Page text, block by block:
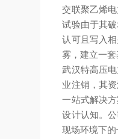
交联聚乙烯
试验由于其
认可且写入
雾，建立一
武汉特高压
业注销，其
一站式解决
设计认知。
现场环境下的